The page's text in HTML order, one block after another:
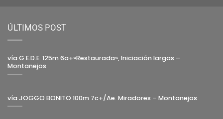
ÚLTIMOS POST
vía G.E.D.E. 125m 6a+»Restaurada», Iniciación largas –
Montanejos
vía JOGGO BONITO 100m 7c+/Ae. Miradores – Montanejos